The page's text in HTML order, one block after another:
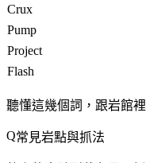
Crux
Pump
Project
Flash
聽懂這幾個詞，跟岩館
常見岩點與抓法